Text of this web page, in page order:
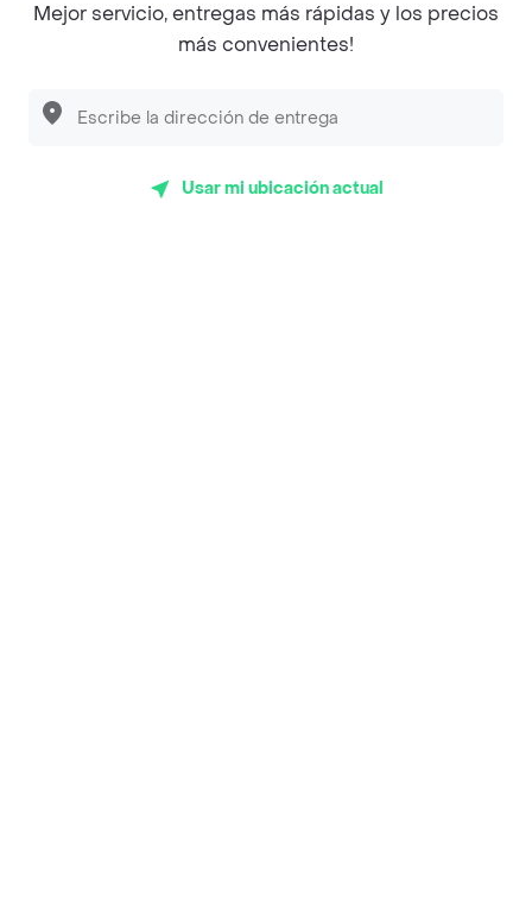
Magnifique
Desayunadero de la 42
Sopitas y Frijoladas
Mejor servicio, entregas más rápidas y los precios
más convenientes!
Usar mi ubicación actual